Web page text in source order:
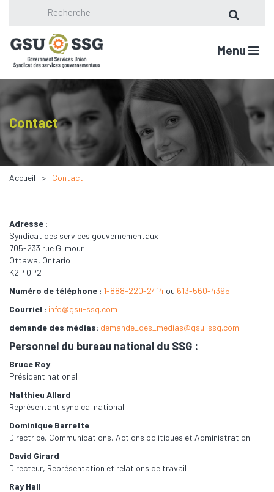
Menu
Contact
Accueil Contact
Adresse :
Syndicat des services gouvernementaux
705-233 rue Gilmour
Ottawa, Ontario
K2P 0P2
Numéro de téléphone : 1-888-220-2414 ou 613-560-4395
Courriel : info@gsu-ssg.com
demande des médias: demande_des_medias@gsu-ssg.com
Personnel du bureau national du SSG :
Bruce Roy
Président national
Matthieu Allard
Représentant syndical national
Dominique Barrette
Directrice, Communications, Actions politiques et Administration
David Girard
Directeur, Représentation et relations de travail
Ray Hall